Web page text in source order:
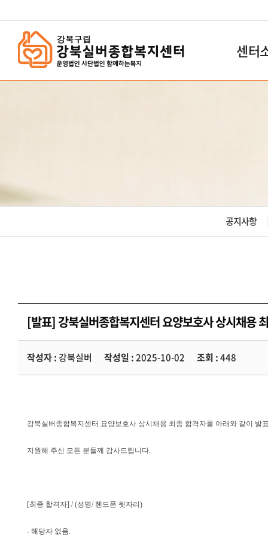
센터
공지사항
[발표] 강북실버종합복지센터 요양보호사 상시채용
작성자 : 강북실버 작성일 :2025-10-02 조회 :448
강북실버종합복지센터 요양보호사 상시채용 최종 합격자를 아래와 같이 발
지원해 주신 모든 분들께 감사드립니다.
[최종 합격자] / (성명/핸드폰 뒷자리 )
- 해당자 없음.